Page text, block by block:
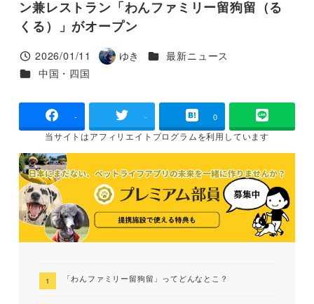
ン兼レストラン「わんファミリー留狗留（る
くる）」がオープン
投稿日
2026/01/11
著
ゆき カテゴリー
最新ニュース
カテゴリー
中国・四国
- - 0
当サイトはアフィリエイトプログラムを利用しています
「わんファミリー留狗留」ってどんなとこ？